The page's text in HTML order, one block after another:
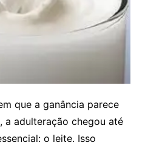
que a ganância parece
a adulteração chegou até
o leite. Isso